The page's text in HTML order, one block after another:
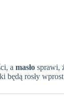
a masło sprawi,
będą rosły